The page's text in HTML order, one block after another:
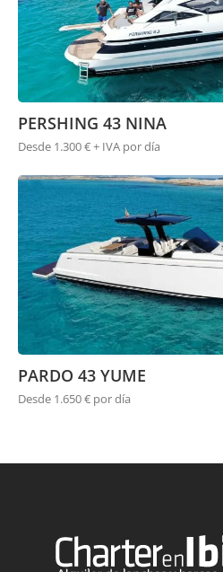
PERSHING 43 NINA
Desde 1.300 € + IVA por día
PARDO 43 YUME
Desde 1.650 € por día